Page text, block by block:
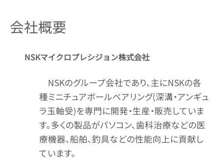
会社概要
NSKマイクロプレシジョン株式会社
NSKのグループ会社であり、主にNSKの各
種ミニチュアボールベアリング(深溝・アンギュ
ラ玉軸受)を専門に開発・生産・販売していま
す。多くの製品がパソコン、歯科治療などの医
療機器、船舶、釣具などの性能向上に貢献し
ています。